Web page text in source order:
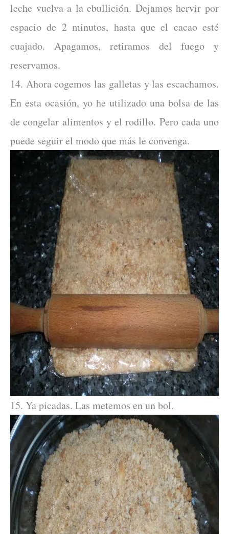
leche vuelva a la ebullición. Dejamos hervir por
espacio de 2 minutos, hasta que el cacao esté
cuajado. Apagamos, retiramos del fuego y
reservamos.
14. Ahora cogemos las galletas y las escachamos.
En esta ocasión, yo he utilizado una bolsa de las
de congelar alimentos y el rodillo. Pero cada uno
puede seguir el modo que más le convenga.
15. Ya picadas. Las metemos en un bol.